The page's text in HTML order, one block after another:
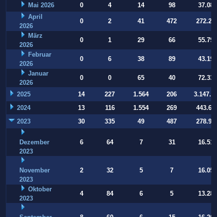
Mai 2026 0 4 14 98
37.084
April
2026
0 2 41 472
März
2026
0 1 29 66
55.794
Februar
2026
0 6 38 89
43.197
Januar
2026
0 0 65 40 72.332
2025 14 227 1.564 206
2024
13 116 1.554 269
2023
30 335 49 487
Dezember
2023
6 64 7 31 16.514
November
2023
2 32 5 7 16.054
Oktober
2023
4 84 6 5 13.283